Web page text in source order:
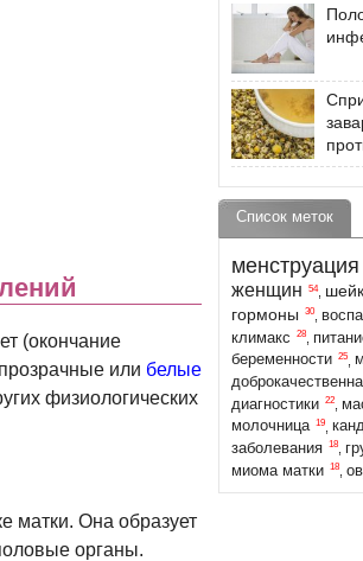
(окончание
или белые
физиологических
матки. Она образует
органы.
Список меток
менструация
женщин
54,
гормоны 30,
климакс 28
беременности 25
диагностики 22
молочница 19
заболевания 18
миома матки 18